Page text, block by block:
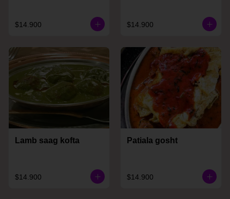
$14.900 $14.900
Lamb saag kofta
$14.900
Patiala gosht
$14.900